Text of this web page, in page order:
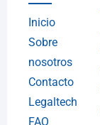
Inicio
Sobre
nosotros
Contacto
Legaltech
FAQ